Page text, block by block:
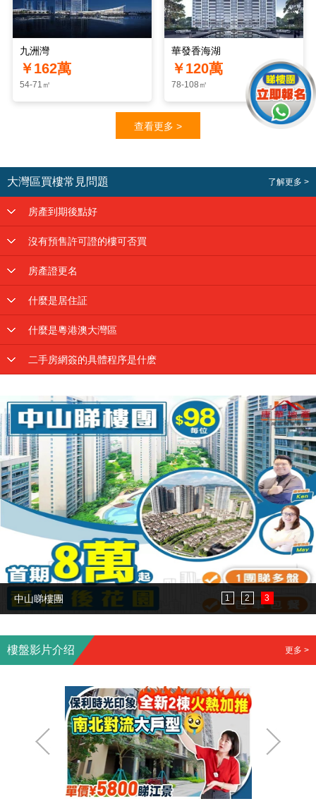
九洲灣
￥162萬
54-71㎡
華發香海湖
￥120萬
78-108㎡
查看更多 >
大灣區買樓常見問題 了解更多 >
房產到期後點好
沒有預售許可證的樓可否買
房產證更名
什麼是居住証
什麼是粵港澳大灣區
二手房網簽的具體程序是什麽
1 2 3
中山睇樓團
樓盤影片介绍 更多 >